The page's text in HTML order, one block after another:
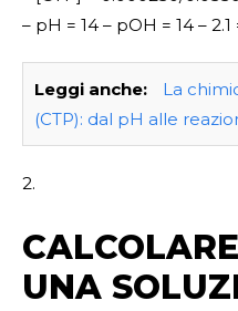
– pH = 14 – pOH = 14 – 2.1
Leggi anche:
La
(CTP): dal pH alle
2.
UNA